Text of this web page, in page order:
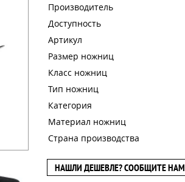
Производитель
Доступность
Артикул
Размер ножниц
Класс ножниц
Тип ножниц
Категория
Материал ножниц
Страна производства
НАШЛИ ДЕШЕВЛЕ? СООБЩИТЕ НАМ